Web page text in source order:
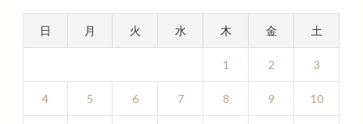
日 月 火 水 木 金 土
1 2 3
4 5 6 7 8 9 10